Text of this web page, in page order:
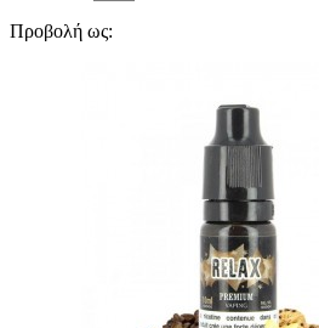
Προβολή ως: